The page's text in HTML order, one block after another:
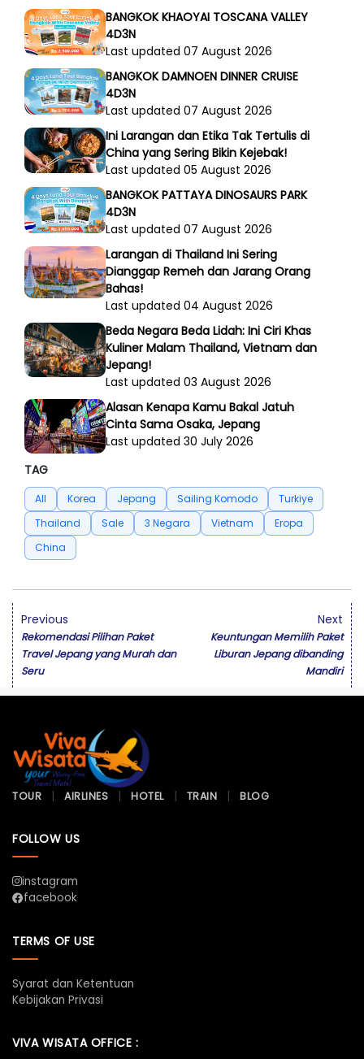
BANGKOK KHAOYAI TOSCANA VALLEY
4D3N
Last updated 07 August 2026
BANGKOK DAMNOEN DINNER CRUISE
4D3N
Last updated 07 August 2026
Ini Larangan dan Etika Tak Tertulis di
China yang Sering Bikin Kejebak!
Last updated 05 August 2026
BANGKOK PATTAYA DINOSAURS PARK
4D3N
Last updated 07 August 2026
Larangan di Thailand Ini Sering
Dianggap Remeh dan Jarang Orang
Bahas!
Last updated 04 August 2026
Beda Negara Beda Lidah: Ini Ciri Khas
Kuliner Malam Thailand, Vietnam dan
Jepang!
Last updated 03 August 2026
Alasan Kenapa Kamu Bakal Jatuh
Cinta Sama Osaka, Jepang
Last updated 30 July 2026
TAG
All Korea Jepang Sailing Komodo
Turkiye
Thailand
Sale 3 Negara Vietnam
Eropa
China
Previous
Rekomendasi Pilihan Paket
Travel Jepang yang Murah dan
Seru
Next
Keuntungan Memilih Paket
Liburan Jepang dibanding
Mandiri
TOUR AIRLINES HOTEL TRAIN BLOG
FOLLOW US
instagram
facebook
TERMS OF USE
Syarat dan Ketentuan
Kebijakan Privasi
VIVA WISATA OFFICE :